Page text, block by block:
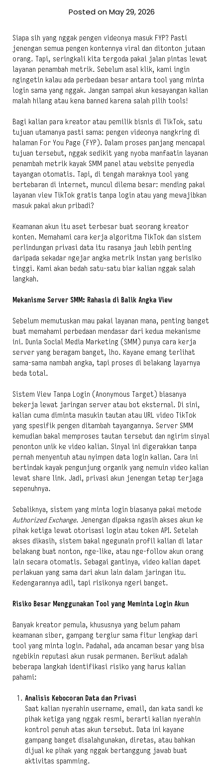
Posted on May 29, 2026
Siapa sih yang nggak pengen videonya masuk FYP? Pasti
jenengan semua pengen kontennya viral dan ditonton jutaan
orang. Tapi, seringkali kita tergoda pakai jalan pintas lewat
layanan penambah metrik. Sebelum asal klik, kami ingin
ngingetin kalau ada perbedaan besar antara tool yang minta
login sama yang nggak. Jangan sampai akun kesayangan kalian
malah hilang atau kena banned karena salah pilih tools!
Bagi kalian para kreator atau pemilik bisnis di TikTok, satu
tujuan utamanya pasti sama: pengen videonya nangkring di
halaman For You Page (FYP). Dalam proses panjang mencapai
tujuan tersebut, nggak sedikit yang nyoba manfaatin layanan
penambah metrik kayak SMM panel atau website penyedia
tayangan otomatis. Tapi, di tengah maraknya tool yang
bertebaran di internet, muncul dilema besar: mending pakai
layanan view TikTok gratis tanpa login atau yang mewajibkan
masuk pakai akun pribadi?
Keamanan akun itu aset terbesar buat seorang kreator
konten. Memahami cara kerja algoritma TikTok dan sistem
perlindungan privasi data itu rasanya jauh lebih penting
daripada sekadar ngejar angka metrik instan yang berisiko
tinggi. Kami akan bedah satu-satu biar kalian nggak salah
langkah.
Mekanisme Server SMM: Rahasia di Balik Angka View
Sebelum memutuskan mau pakai layanan mana, penting banget
buat memahami perbedaan mendasar dari kedua mekanisme
ini. Dunia Social Media Marketing (SMM) punya cara kerja
server yang beragam banget, lho. Kayane emang terlihat
sama-sama nambah angka, tapi proses di belakang layarnya
beda total.
Sistem View Tanpa Login (Anonymous Target) biasanya
bekerja lewat jaringan server atau bot eksternal. Di sini,
kalian cuma diminta masukin tautan atau URL video TikTok
yang spesifik pengen ditambah tayangannya. Server SMM
kemudian bakal memproses tautan tersebut dan ngirim sinyal
penonton unik ke video kalian. Sinyal ini digerakkan tanpa
pernah menyentuh atau nyimpen data login kalian. Cara ini
bertindak kayak pengunjung organik yang nemuin video kalian
lewat share link. Jadi, privasi akun jenengan tetap terjaga
sepenuhnya.
Sebaliknya, sistem yang minta login biasanya pakai metode
Authorized Exchange. Jenengan dipaksa ngasih akses akun ke
pihak ketiga lewat otorisasi login atau token API. Setelah
akses dikasih, sistem bakal ngegunain profil kalian di latar
belakang buat nonton, nge-like, atau nge-follow akun orang
lain secara otomatis. Sebagai gantinya, video kalian dapet
perlakuan yang sama dari akun lain dalam jaringan itu.
Kedengarannya adil, tapi risikonya ngeri banget.
Risiko Besar Menggunakan Tool yang Meminta Login Akun
Banyak kreator pemula, khususnya yang belum paham
keamanan siber, gampang tergiur sama fitur lengkap dari
tool yang minta login. Padahal, ada ancaman besar yang bisa
ngebikin reputasi akun rusak permanen. Berikut adalah
beberapa langkah identifikasi risiko yang harus kalian
pahami:
Analisis Kebocoran Data dan Privasi
Saat kalian nyerahin username, email, dan kata sandi ke
pihak ketiga yang nggak resmi, berarti kalian nyerahin
kontrol penuh atas akun tersebut. Data ini kayane
gampang banget disalahgunakan, diretas, atau bahkan
dijual ke pihak yang nggak bertanggung jawab buat
aktivitas spamming.